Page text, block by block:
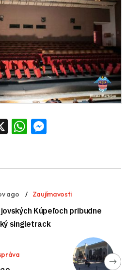
WhatsApp
ago Zaujímavosti
Kúpeľoch pribudne
singletrack